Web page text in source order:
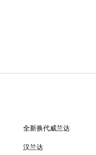
全新换代威兰达
汉兰达